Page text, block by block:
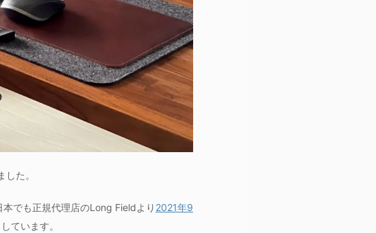
た。
でも正規代理店のLong Fieldより 2021年9
ています。